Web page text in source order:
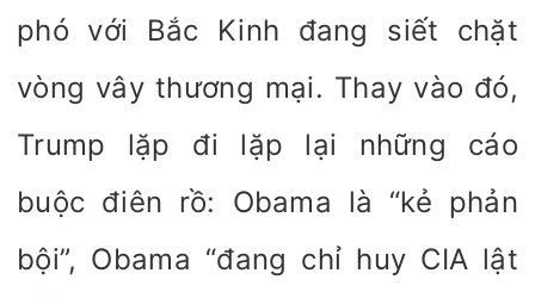
phó với Bắc Kinh đang siết chặt
vòng vây thương mại. Thay vào đó,
Trump lặp đi lặp lại những cáo
buộc điên rồ: Obama là “kẻ phản
bội”, Obama “đang chỉ huy CIA lật